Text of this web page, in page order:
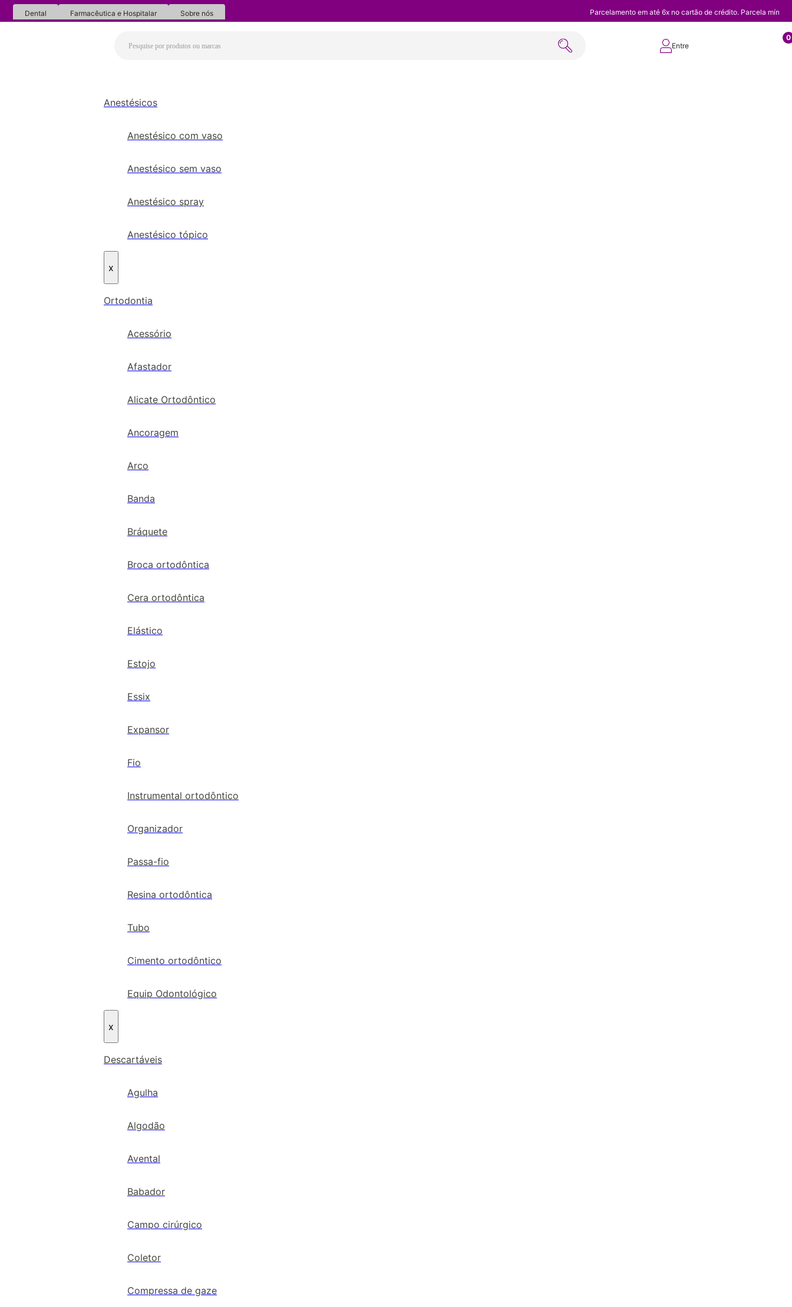
Dental Farmacêutica e Hospitalar Sobre nós Parcelamento em até 6x no cartão de crédito. Parcela
Entre
0
Anestésicos
Anestésico com vaso
Anestésico sem vaso
Anestésico spray
Anestésico tópico
x
Ortodontia
Acessório
Afastador
Alicate Ortodôntico
Ancoragem
Arco
Banda
Bráquete
Broca ortodôntica
Cera ortodôntica
Elástico
Estojo
Essix
Expansor
Fio
Instrumental ortodôntico
Organizador
Passa-fio
Resina ortodôntica
Tubo
Cimento ortodôntico
Equip Odontológico
x
Descartáveis
Agulha
Algodão
Avental
Babador
Campo cirúrgico
Coletor
Compressa de gaze